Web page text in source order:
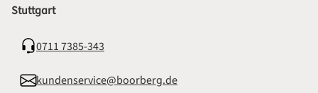
Stuttgart
0711 7385-343
kundenservice@boorberg.de